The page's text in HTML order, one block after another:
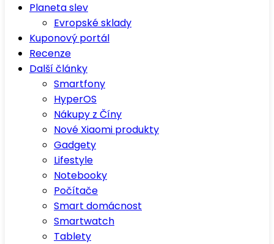
Planeta slev
Evropské sklady
Kuponový portál
Recenze
Další články
Smartfony
HyperOS
Nákupy z Číny
Nové Xiaomi produkty
Gadgety
Lifestyle
Notebooky
Počítače
Smart domácnost
Smartwatch
Tablety